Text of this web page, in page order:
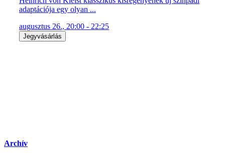
adaptációja egy olyan ...
augusztus 26., 20:00 - 22:25
Jegyvásárlás
Archív